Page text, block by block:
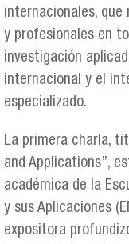
internacionales, que
y profesionales en
investigación
internacional y el
especializado.
La primera charla,
and Applications”,
académica de la
y sus Aplicaciones
expositora